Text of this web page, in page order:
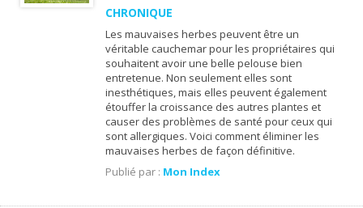
CHRONIQUE
Les mauvaises herbes peuvent être un
véritable cauchemar pour les propriétaires qui
souhaitent avoir une belle pelouse bien
entretenue. Non seulement elles sont
inesthétiques, mais elles peuvent également
étouffer la croissance des autres plantes et
causer des problèmes de santé pour ceux qui
sont allergiques. Voici comment éliminer les
mauvaises herbes de façon définitive.
Publié par : Mon Index